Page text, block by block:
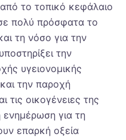
το τοπικό κεφάλαιο
πολύ πρόσφατα το
τη νόσο για την
την
υγειονομικής
την παροχή
τις οικογένειες της
για τη
επαρκή οξεία